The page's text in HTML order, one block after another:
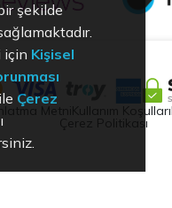
Metni Kullanım Koşulları
Çerez Politikası
şekilde
için Kişisel
Çerez